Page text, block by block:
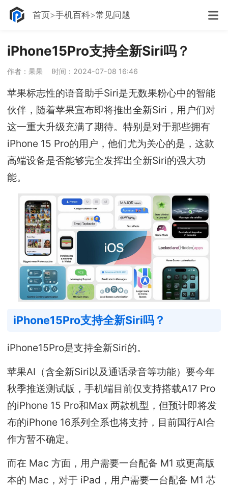
首页 手机百科 常见问题
iPhone15Pro支持全新Siri吗？
作者：果果 时间：2024-07-08 16:46
苹果标志性的语音助手Siri是无数果粉心中的智能
伙伴，随着苹果宣布即将推出全新Siri，用户们对
这一重大升级充满了期待。特别是对于那些拥有
iPhone 15 Pro的用户，他们尤为关心的是，这款
高端设备是否能够完全发挥出全新Siri的强大功
能。
iPhone15Pro支持全新Siri吗？
iPhone15Pro是支持全新Siri的。
苹果AI（含全新Siri以及通话录音等功能）要今年
秋季推送测试版，手机端目前仅支持搭载A17 Pro
的iPhone 15 Pro和Max 两款机型，但预计即将发
布的iPhone 16系列全系也将支持，目前国行AI合
作方暂不确定。
而在 Mac 方面，用户需要一台配备 M1 或更高版
本的 Mac，对于 iPad，用户需要一台配备 M1 芯